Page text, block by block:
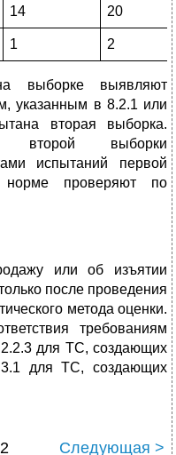
14 20
1 2
выборке выявляют
указанным в 8.2.1 или
вторая выборка.
второй выборки
испытаний первой
норме проверяют по
или об изъятии
после проведения
метода оценки.
требованиям
для ТС, создающих
для ТС, создающих
Следующая >